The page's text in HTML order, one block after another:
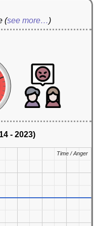
(see more…)
- 2023)
Time / Anger
Time / Anger